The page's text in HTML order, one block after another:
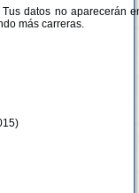
Tus datos no aparecerán
más carreras.